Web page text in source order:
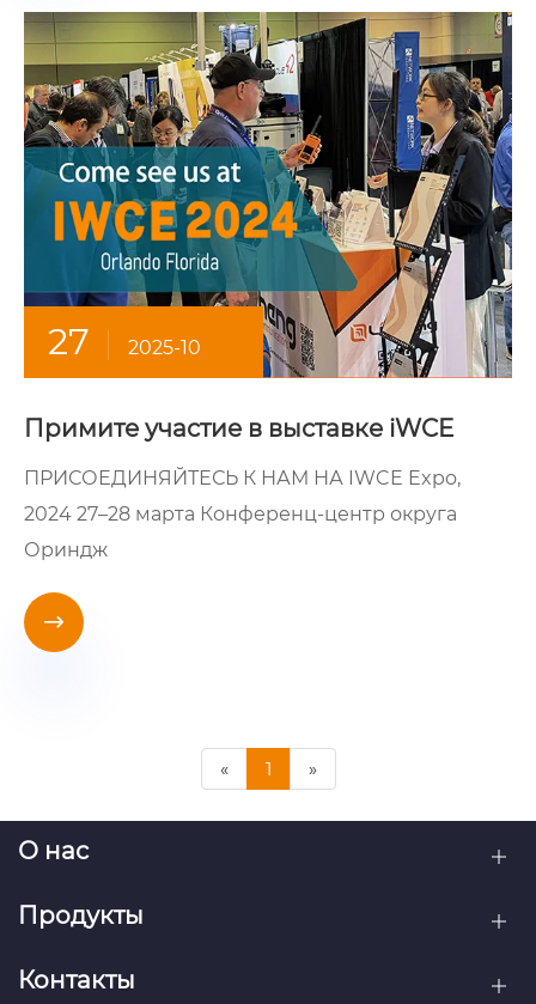
27 2025-10
Примите участие в выставке iWCE
ПРИСОЕДИНЯЙТЕСЬ К НАМ НА IWCE Expo,
2024 27–28 марта Конференц-центр округа
Ориндж

« 1 »
О нас
Продукты
Контакты